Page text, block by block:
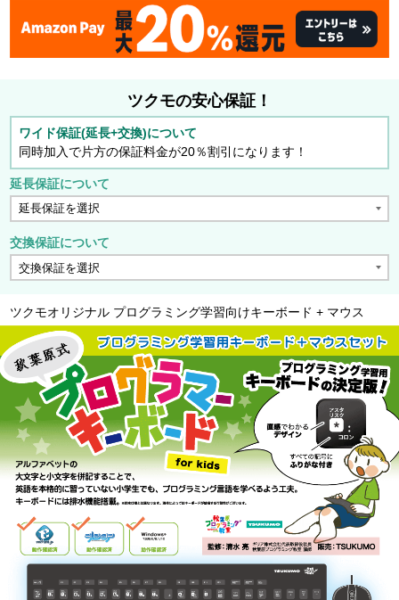
ツクモの安心保証！
ワイド保証(延長+交換)について
同時加入で片方の保証料金が20％割引になります！
延長保証について
交換保証について
ツクモオリジナル プログラミング学習向けキーボード + マウス